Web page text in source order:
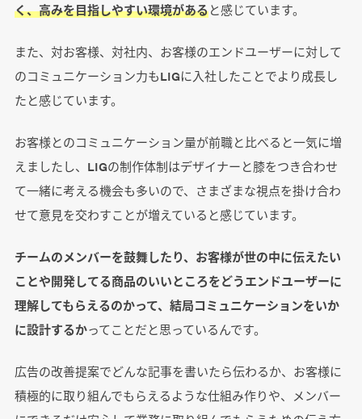
く、高みを目指しやすい環境があると感じています。
また、対お客様、対社内、お客様のエンドユーザーに対して
のコミュニケーション力もLIGに入社したことでより成長し
たと感じています。
お客様とのコミュニケーション量が前職と比べると一気に増
えましたし、LIGの制作体制はデザイナーと膝をつき合わせ
て一緒に考える機会も多いので、さまざまな視点を掛け合わ
せて意見を交わすことが増えていると感じています。
チームのメンバーを鼓舞したり、お客様が世の中に伝えたい
ことや開発してる商品のいいところをどうエンドユーザーに
理解してもらえるのかって、結局コミュニケーションをいか
に設計するかってことだと思っているんです。
広告の改善提案でどんな記事を書いたら伝わるか、お客様に
積極的に取り組んでもらえるような仕組み作りや、メンバー